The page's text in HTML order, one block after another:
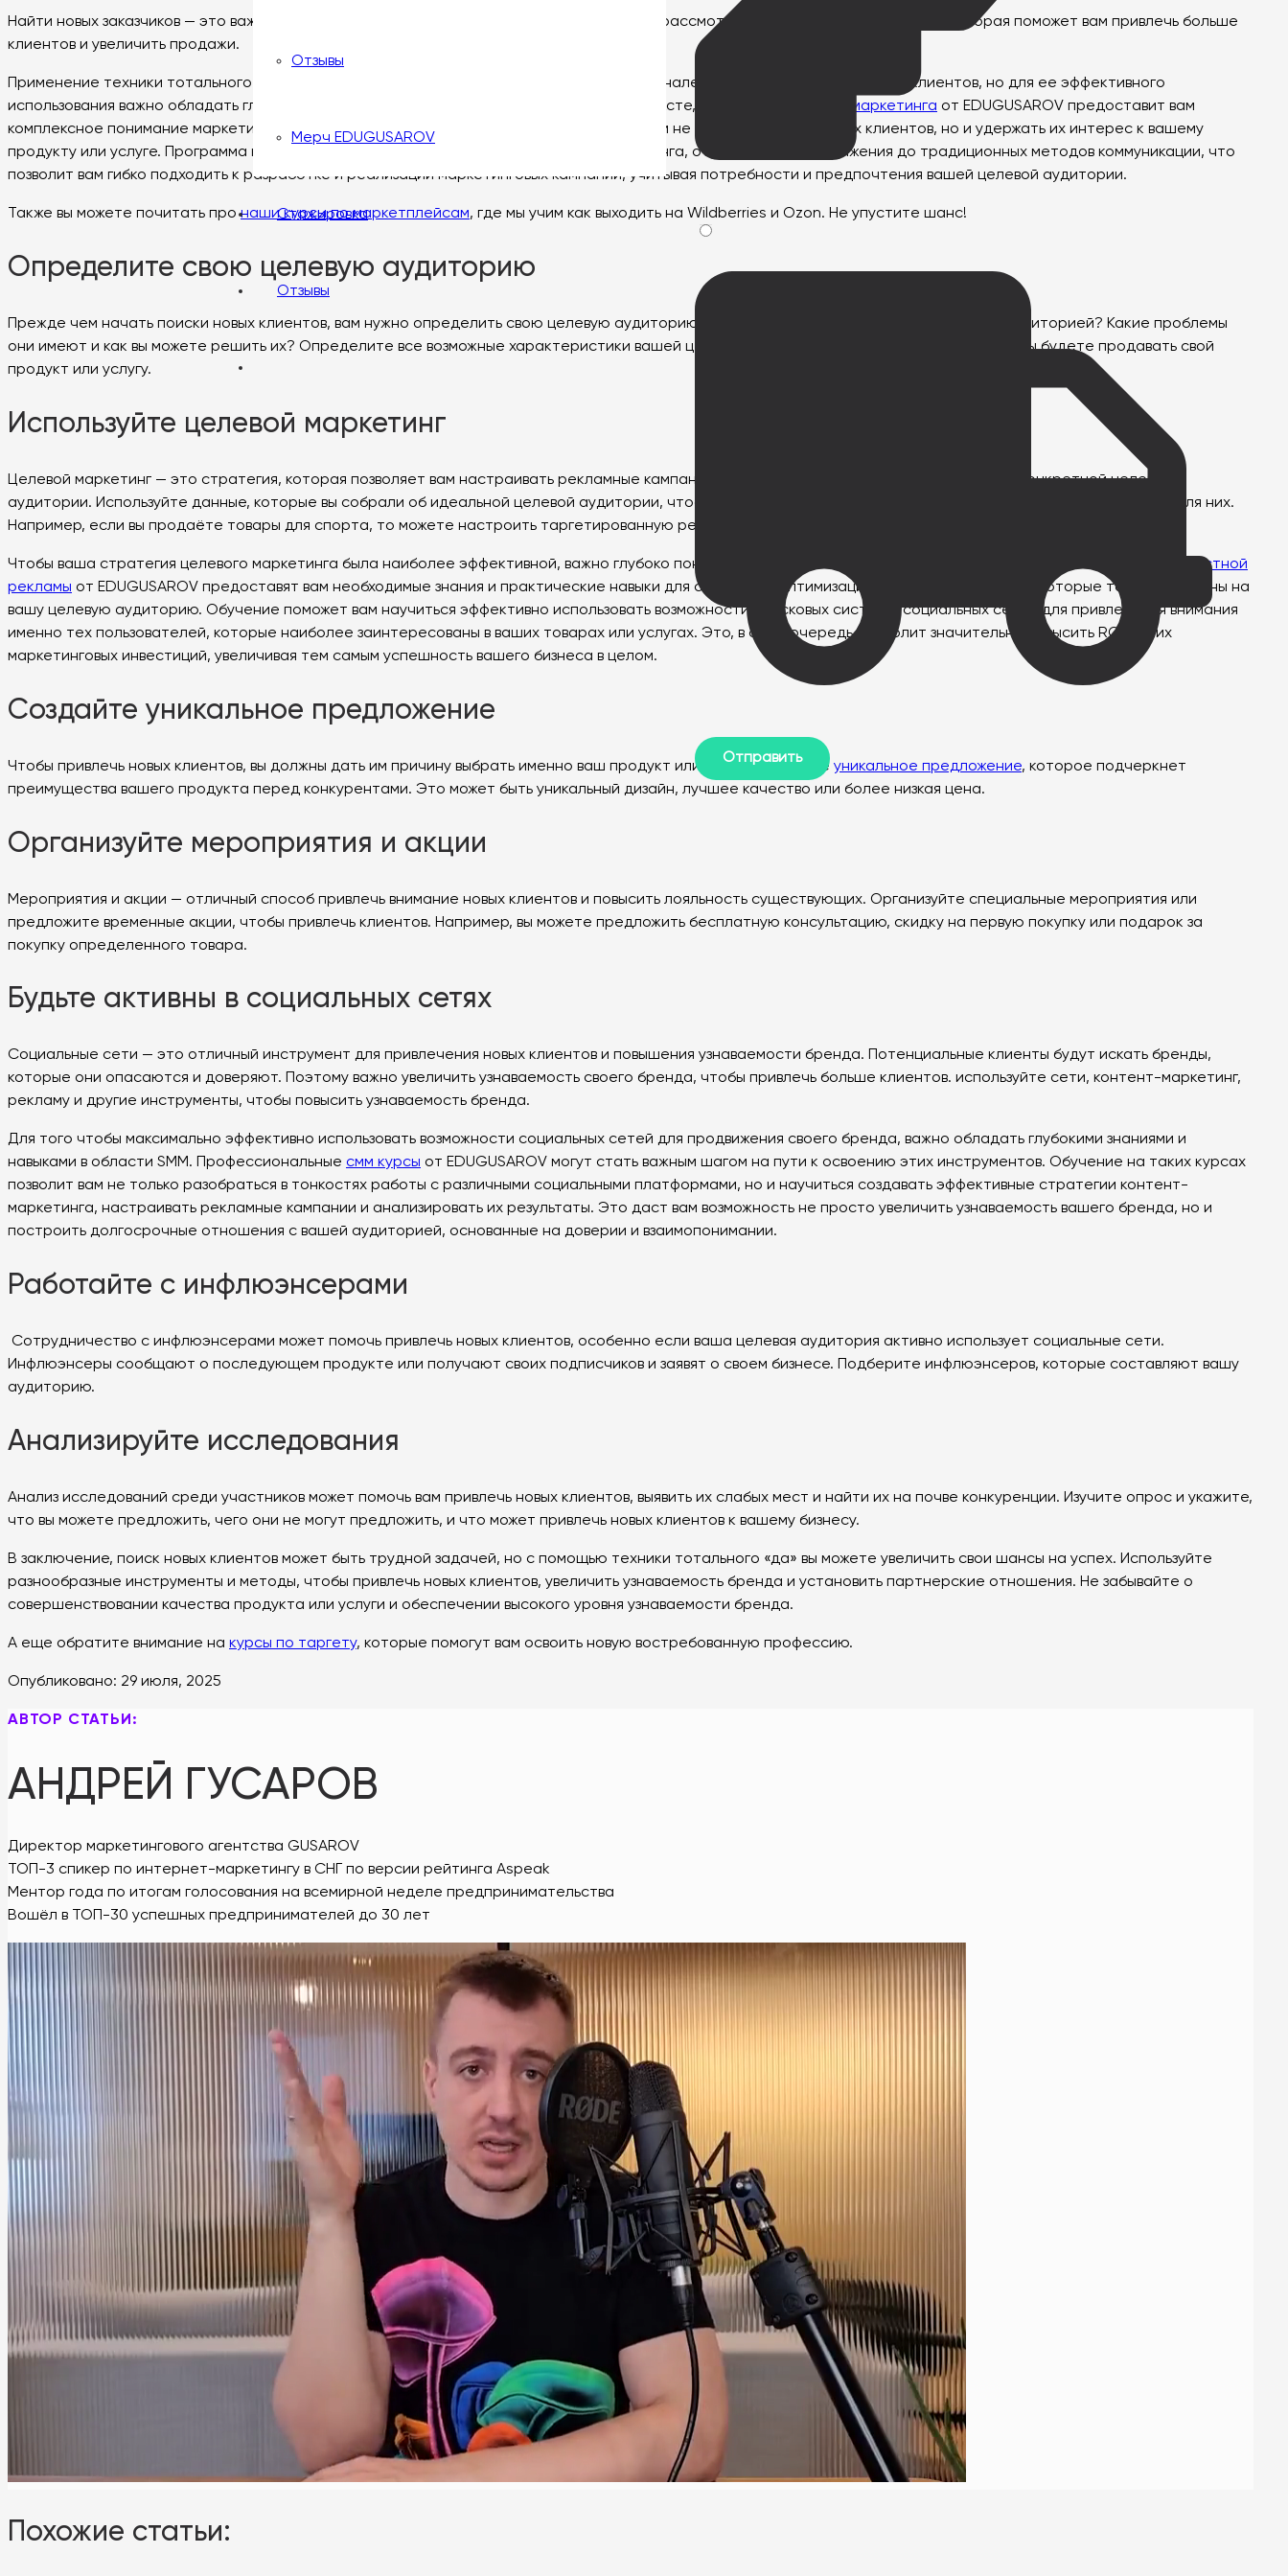
Отзывы
Мерч EDUGUSAROV
Стажировка
Отзывы
Найти новых заказчиков — это важнейшая задача для любого бизнеса. В этой статье мы рассмотрим технику тотального «да», которая поможет вам привлечь больше
клиентов и увеличить продажи.
Применение техники тотального «да» может стать мощным инструментом в вашем арсенале стратегий по привлечению клиентов, но для ее эффективного
использования важно обладать глубокими знаниями в области маркетинга. В этом контексте,
обучение на курсах маркетинга от EDUGUSAROV предоставит вам
комплексное понимание маркетинговых инструментов и стратегий, которые помогут вам не только привлечь новых клиентов, но и удержать их интерес к вашему
продукту или услуге. Программа курсов охватывает все аспекты современного маркетинга, от цифрового продвижения до традиционных методов коммуникации, что
позволит вам гибко подходить к разработке и реализации маркетинговых кампаний, учитывая потребности и предпочтения вашей целевой аудитории.
Также вы можете почитать пронаши курсы по маркетплейсам, где мы учим как выходить на Wildberries и Ozon. Не упустите шанс!
Определите свою целевую аудиторию
Прежде чем начать поиски новых клиентов, вам нужно определить свою целевую аудиторию. Кто является вашей идеальной целевой аудиторией? Какие проблемы
они имеют и как вы можете решить их? Определите все возможные характеристики вашей целевой аудитории, чтобы точно знать, кому вы будете продавать свой
продукт или услугу.
Используйте целевой маркетинг
Целевой маркетинг — это стратегия, которая позволяет вам настраивать рекламные кампании и другие маркетинговые активности для конкретной целевой
аудитории. Используйте данные, которые вы собрали об идеальной целевой аудитории, чтобы создавать рекламные кампании, которые наиболее подходят для них.
Например, если вы продаёте товары для спорта, то можете настроить таргетированную рекламу для спортсменов или любителей активного отдыха.
Чтобы ваша стратегия целевого маркетинга была наиболее эффективной, важно глубоко понимать принципы и инструменты контекстной рекламы.
Курсы контекстной
рекламы от EDUGUSAROV предоставят вам необходимые знания и практические навыки для создания и оптимизации рекламных кампаний, которые точно нацелены на
вашу целевую аудиторию. Обучение поможет вам научиться эффективно использовать возможности поисковых систем и социальных сетей для привлечения внимания
именно тех пользователей, которые наиболее заинтересованы в ваших товарах или услугах. Это, в свою очередь, позволит значительно повысить ROI ваших
маркетинговых инвестиций, увеличивая тем самым успешность вашего бизнеса в целом.
Создайте уникальное предложение
Чтобы привлечь новых клиентов, вы должны дать им причину выбрать именно ваш продукт или услугу. Создайте уникальное предложение, которое подчеркнет
преимущества вашего продукта перед конкурентами. Это может быть уникальный дизайн, лучшее качество или более низкая цена.
Организуйте мероприятия и акции
Мероприятия и акции — отличный способ привлечь внимание новых клиентов и повысить лояльность существующих. Организуйте специальные мероприятия или
предложите временные акции, чтобы привлечь клиентов. Например, вы можете предложить бесплатную консультацию, скидку на первую покупку или подарок за
покупку определенного товара.
Будьте активны в социальных сетях
Социальные сети — это отличный инструмент для привлечения новых клиентов и повышения узнаваемости бренда. Потенциальные клиенты будут искать бренды,
которые они опасаются и доверяют. Поэтому важно увеличить узнаваемость своего бренда, чтобы привлечь больше клиентов. используйте сети, контент-маркетинг,
рекламу и другие инструменты, чтобы повысить узнаваемость бренда.
Для того чтобы максимально эффективно использовать возможности социальных сетей для продвижения своего бренда, важно обладать глубокими знаниями и
навыками в области SMM. Профессиональные смм курсы от EDUGUSAROV могут стать важным шагом на пути к освоению этих инструментов. Обучение на таких курсах
позволит вам не только разобраться в тонкостях работы с различными социальными платформами, но и научиться создавать эффективные стратегии контент-
маркетинга, настраивать рекламные кампании и анализировать их результаты. Это даст вам возможность не просто увеличить узнаваемость вашего бренда, но и
построить долгосрочные отношения с вашей аудиторией, основанные на доверии и взаимопонимании.
Работайте с инфлюэнсерами
Сотрудничество с инфлюэнсерами может помочь привлечь новых клиентов, особенно если ваша целевая аудитория активно использует социальные сети.
Инфлюэнсеры сообщают о последующем продукте или получают своих подписчиков и заявят о своем бизнесе. Подберите инфлюэнсеров, которые составляют вашу
аудиторию.
Анализируйте исследования
Анализ исследований среди участников может помочь вам привлечь новых клиентов, выявить их слабых мест и найти их на почве конкуренции. Изучите опрос и укажите,
что вы можете предложить, чего они не могут предложить, и что может привлечь новых клиентов к вашему бизнесу.
В заключение, поиск новых клиентов может быть трудной задачей, но с помощью техники тотального «да» вы можете увеличить свои шансы на успех. Используйте
разнообразные инструменты и методы, чтобы привлечь новых клиентов, увеличить узнаваемость бренда и установить партнерские отношения. Не забывайте о
совершенствовании качества продукта или услуги и обеспечении высокого уровня узнаваемости бренда.
А еще обратите внимание на курсы по таргету, которые помогут вам освоить новую востребованную профессию.
Опубликовано: 29 июля, 2025
АВТОР СТАТЬИ:
АНДРЕЙ ГУСАРОВ
Директор маркетингового агентства GUSAROV
ТОП-3 спикер по интернет-маркетингу в СНГ по версии рейтинга Aspeak
Ментор года по итогам голосования на всемирной неделе предпринимательства
Вошёл в ТОП-30 успешных предпринимателей до 30 лет
Похожие статьи: